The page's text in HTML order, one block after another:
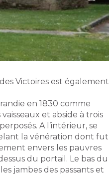
Victoires est également
en 1830 comme
et abside à trois
A l’intérieur, se
la vénération dont fut
envers les pauvres
du portail. Le bas du
jambes des passants et